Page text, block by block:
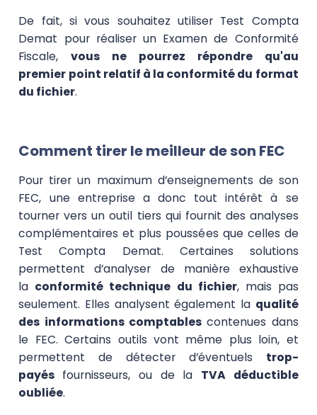
De fait, si vous souhaitez utiliser Test Compta
Demat pour réaliser un Examen de Conformité
Fiscale,vous ne pourrez répondre qu'au
premier point relatif à la conformité du format
du fichier.
Comment tirer le meilleur de son FEC
Pour tirer un maximum d’enseignements de son
FEC, une entreprise a donc tout intérêt à se
tourner vers un outil tiers qui fournit des analyses
complémentaires et plus poussées que celles de
Test Compta Demat. Certaines solutions
permettent d’analyser de manière exhaustive
la conformité technique du fichier, mais pas
seulement. Elles analysent également la qualité
des informations comptables contenues dans
le FEC. Certains outils vont même plus loin, et
permettent de détecter d’éventuels
trop-
payés fournisseurs, ou de la TVA déductible
oubliée.